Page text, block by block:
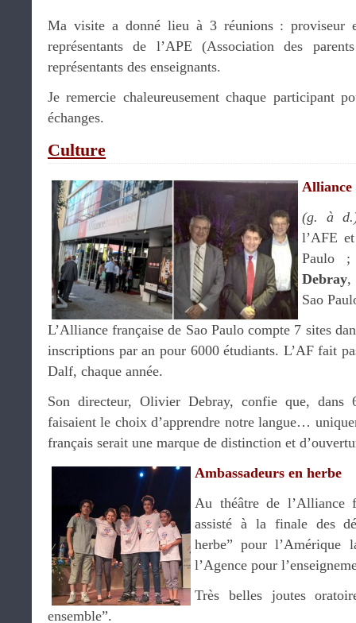
Ma visite a donné lieu à 3 réunions : proviseur
représentants de l’APE (Association des
représentants des enseignants.
Je remercie chaleureusement chaque participant
échanges.
Culture
Alliance
(g. à
l’AFE
Paulo
Debray,
Sao
L’Alliance française de Sao Paulo compte 7 sites
inscriptions par an pour 6000 étudiants. L’AF fait
Dalf, chaque année.
Son directeur, Olivier Debray, confie que, dans
faisaient le choix d’apprendre notre langue…
français serait une marque de distinction et
Ambassadeurs en herbe
Au théâtre de l’Alliance
assisté à la finale des
herbe” pour l’Amérique
l’Agence pour
Très belles joutes
ensemble”.